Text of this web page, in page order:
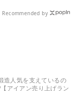
Recommended by
造人気を支えているの
アイアン売り上げラン